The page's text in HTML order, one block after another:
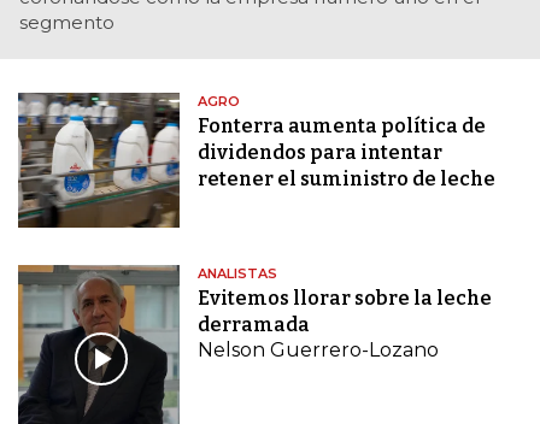
segmento
AGRO
Fonterra aumenta política de
dividendos para intentar
retener el suministro de leche
ANALISTAS
Evitemos llorar sobre la leche
derramada
Nelson Guerrero-Lozano